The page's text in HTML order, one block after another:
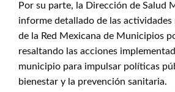
Por su parte, la Dirección de Salud
informe detallado de las actividades
de la Red Mexicana de Municipios
resaltando las acciones
municipio para impulsar políticas
bienestar y la prevención sanitaria.